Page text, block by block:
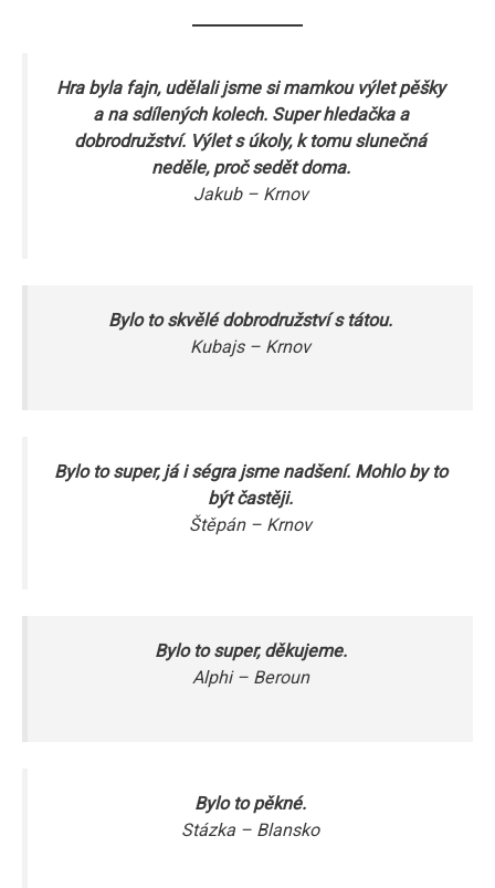
Hra byla fajn, udělali jsme si mamkou výlet pěšky
a na sdílených kolech. Super hledačka a
dobrodružství. Výlet s úkoly, k tomu slunečná
neděle, proč sedět doma.
Jakub – Krnov
Bylo to skvělé dobrodružství s tátou.
Kubajs – Krnov
Bylo to super, já i ségra jsme nadšení. Mohlo by to
být častěji.
Štěpán – Krnov
Bylo to super, děkujeme.
Alphi – Beroun
Bylo to pěkné.
Stázka – Blansko